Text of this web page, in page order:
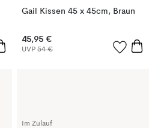
Gail Kissen 45 x 45cm, Braun
45,95 €
UVP 54 €
Im Zulauf